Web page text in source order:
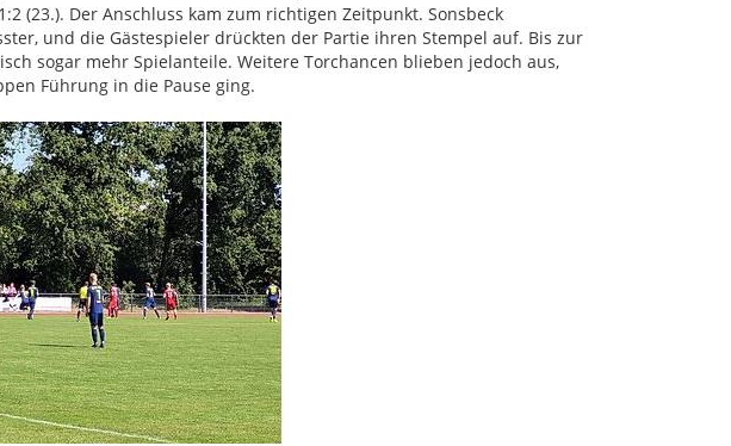
(23.). Der Anschluss kam zum richtigen Zeitpunkt. Sonsbeck
und die Gästespieler drückten der Partie ihren Stempel auf. Bis zur
sogar mehr Spielanteile. Weitere Torchancen blieben jedoch aus,
Führung in die Pause ging.